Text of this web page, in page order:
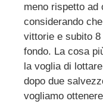
meno rispetto ad
considerando
vittorie e subito
fondo. La cosa
la voglia di
dopo due
vogliamo